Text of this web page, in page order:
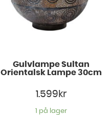
Gulvlampe Sultan
Orientalsk Lampe 30cm
1.599 kr
1 på lager